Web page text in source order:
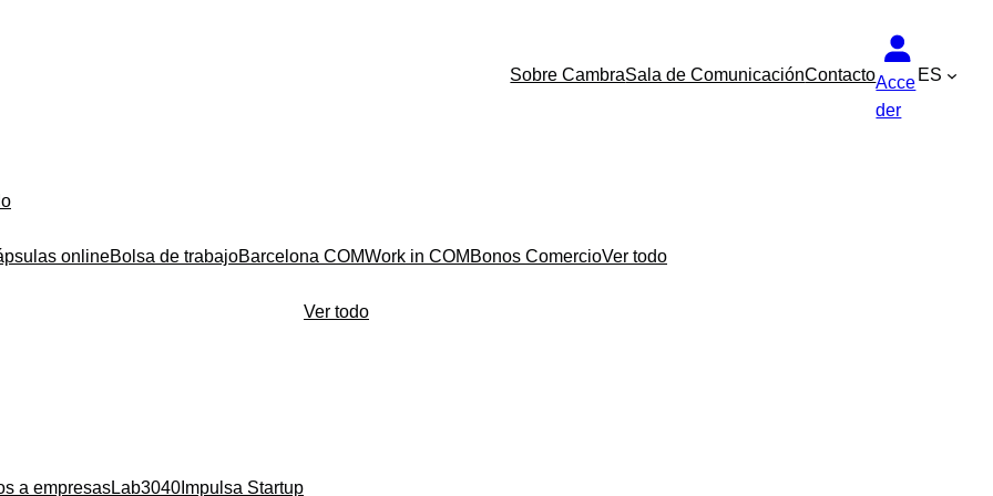
Sobre CambraSala de ComunicaciónContactoAcce
der
ES
onlineBolsa de trabajoBarcelona COMWork in COM Bonos ComercioVer todo
a empresasLab3040 Impulsa Startup
Ver todo